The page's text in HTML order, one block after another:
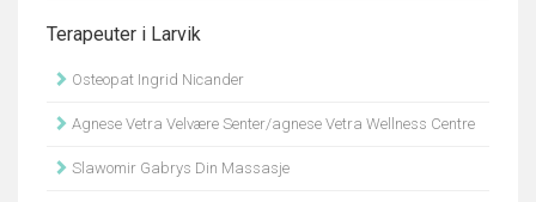
Terapeuter i Larvik
Osteopat Ingrid Nicander
Agnese Vetra Velvære Senter/agnese Vetra Wellness Centre
Slawomir Gabrys Din Massasje